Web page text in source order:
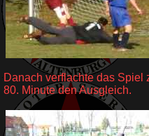
Danach verflachte das
80. Minute den Ausgleich.